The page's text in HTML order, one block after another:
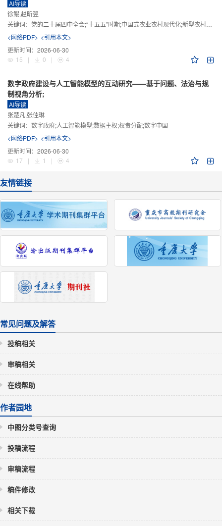
AI导读
徐鲲,赵昕翌
关键词： 党的二十届四中全会;“十五五”时期;中国式农业农村现代化;新型农村集体经济;城乡融合发展;新质生产力
<网络PDF> <引用本文>
更新时间： 2026-06-30
15
| 0 | 4
数字政府建设与人工智能模型的互动研究——基于问题、法治与规
制视角分析;
AI导读
张楚凡,张佳琳
关键词： 数字政府;人工智能模型;数据主权;权责分配;数字中国
<网络PDF> <引用本文>
更新时间： 2026-06-30
17
| 1 | 4
友情链接
常见问题及解答
投稿相关
审稿相关
在线帮助
作者园地
中图分类号查询
投稿流程
审稿流程
稿件修改
相关下载